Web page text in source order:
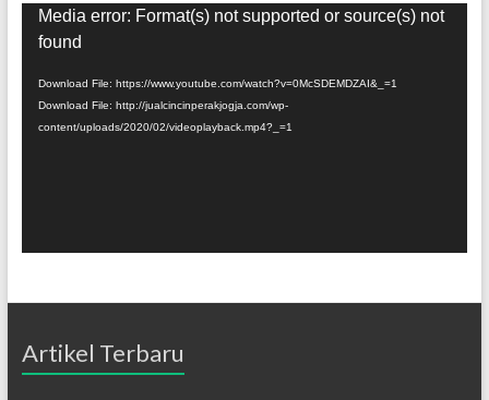
Pemutar
Video
Media error: Format(s) not supported or source(s) not
found
Download File: https://www.youtube.com/watch?v=0McSDEMDZAI&_=1
Download File: http://jualcincinperakjogja.com/wp-
content/uploads/2020/02/videoplayback.mp4?_=1
Artikel Terbaru